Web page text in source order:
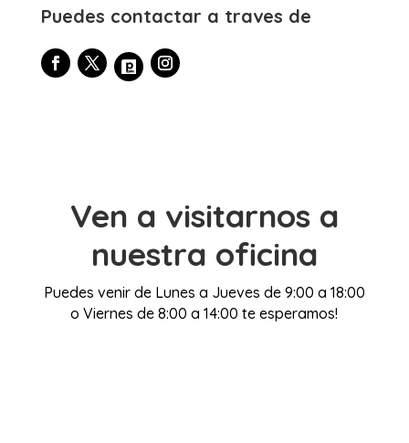
Puedes contactar a traves de
Ven a visitarnos a
nuestra oficina
Puedes venir de Lunes a Jueves de 9:00 a 18:00
o Viernes de 8:00 a 14:00 te esperamos!